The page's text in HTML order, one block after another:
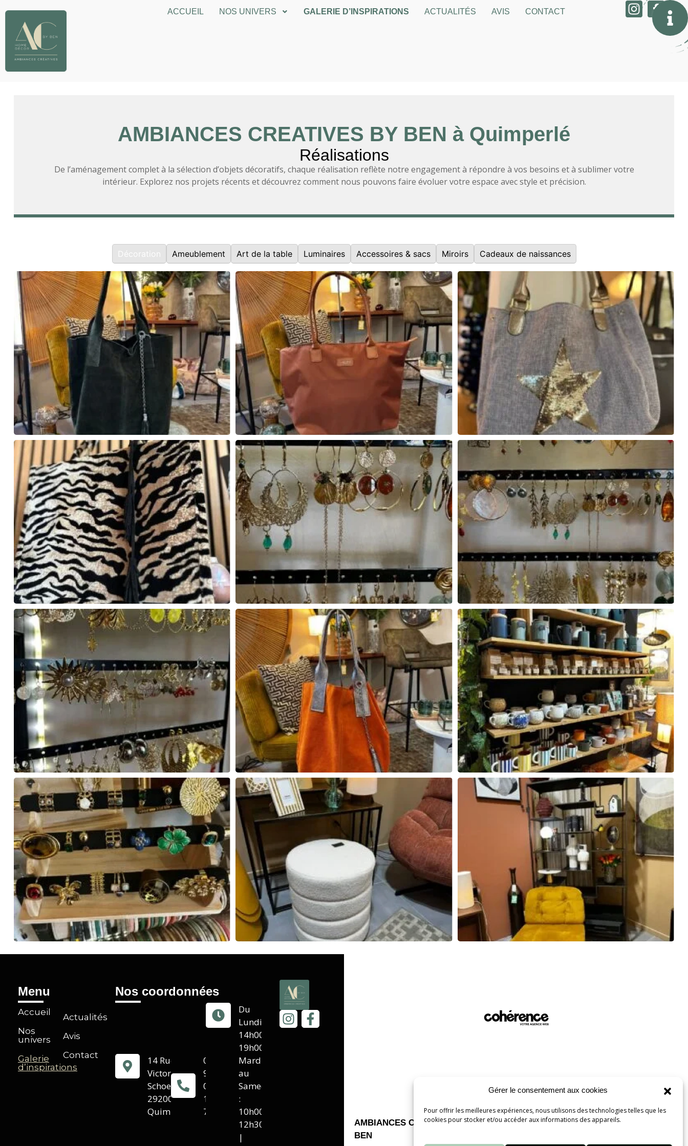
Gérer le consentement aux cookies
Pour offrir les meilleures expériences, nous utilisons des technologies telles que les
cookies pour stocker et/ou accéder aux informations des appareils.
ACCUEIL NOS UNIVERS GALERIE D’INSPIRATIONS ACTUALITÉS AVIS CONTACT
AMBIANCES CREATIVES BY BEN à Quimperlé
Réalisations
De l’aménagement complet à la sélection d’objets décoratifs, chaque réalisation reflète notre engagement à répondre à vos besoins et à sublimer votre
intérieur. Explorez nos projets récents et découvrez comment nous pouvons faire évoluer votre espace avec style et précision.
Décoration Ameublement Art de la table Luminaires Accessoires & sacs Miroirs Cadeaux de naissances
Menu
Accueil
Nos
univers
Galerie
d’inspirations
Actualités
Avis
Contact
Nos coordonnées
14 Rue
Victor
Schoelcher,
29200
Quimperlé,
02
98
09
12
75
Du
Lundi :
14h00-
19h00
Mardi
au
Samedi
:
10h00-
12h30
|
AMBIANCES CREATIVES BY
BEN
Mentions
Politique de